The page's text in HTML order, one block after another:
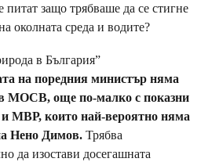
защо трябваше да се стигне
околната среда и водите?
в България”
на поредния министър няма
в МОСВ, още по-малко с показни
МВР, които най-вероятно няма
Нено Димов. Трябва
да изостави досегашната